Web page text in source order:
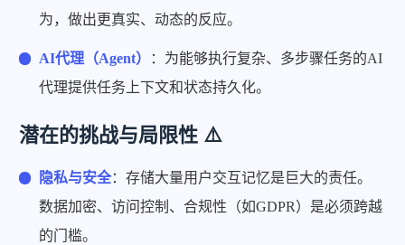
为，做出更真实、动态的反应。
AI代理（Agent）
：为能够执行复杂、多步骤任务的AI
代理提供任务上下文和状态持久化。
潜在的挑战与局限性 ⚠️
隐私与安全：存储大量用户交互记忆是巨大的责任。
数据加密、访问控制、合规性（如GDPR）是必须跨越
的门槛。